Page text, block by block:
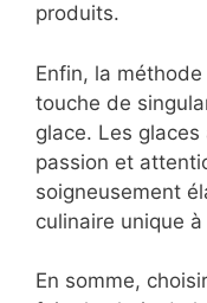
produits.
Enfin, la
touche de
glace. Les
passion et
soigneusement
culinaire unique
En somme,